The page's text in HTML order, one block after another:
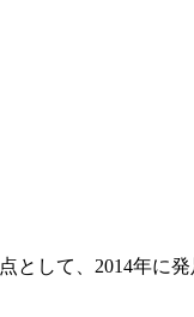
して、2014年に